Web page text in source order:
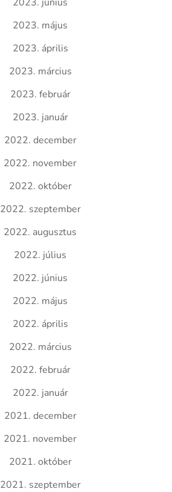
2023. május
2023. április
2023. március
2023. február
2023. január
2022. december
2022. november
2022. október
2022. szeptember
2022. augusztus
2022. július
2022. június
2022. május
2022. április
2022. március
2022. február
2022. január
2021. december
2021. november
2021. október
2021. szeptember